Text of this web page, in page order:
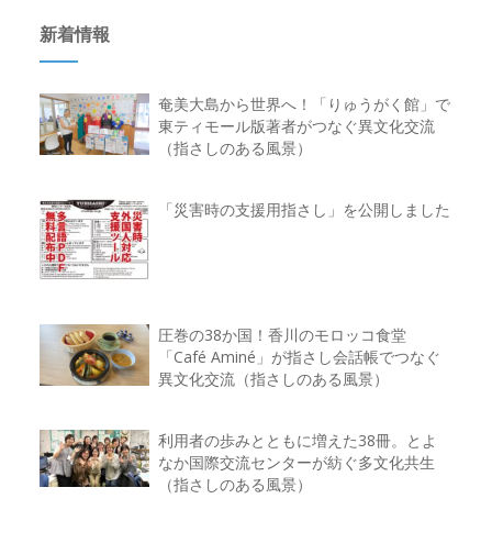
新着情報
奄美大島から世界へ！「りゅうがく館」で
東ティモール版著者がつなぐ異文化交流
（指さしのある風景）
「災害時の支援用指さし」を公開しました
圧巻の38か国！香川のモロッコ食堂
「Café Aminé」が指さし会話帳でつなぐ
異文化交流（指さしのある風景）
利用者の歩みとともに増えた38冊。とよ
なか国際交流センターが紡ぐ多文化共生
（指さしのある風景）